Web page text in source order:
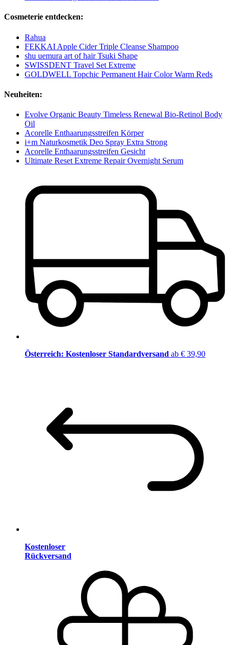
Cosmeterie entdecken:
Rahua
FEKKAI Apple Cider Triple Cleanse Shampoo
shu uemura art of hair Tsuki Shape
SWISSDENT Travel Set Extreme
GOLDWELL Topchic Permanent Hair Color Warm Reds
Neuheiten:
Evolve Organic Beauty Timeless Renewal Bio-Retinol Body
Oil
Acorelle Enthaarungsstreifen Körper
i+m Naturkosmetik Deo Spray Extra Strong
Acorelle Enthaarungsstreifen Gesicht
Ultimate Reset Extreme Repair Overnight Serum
Österreich: Kostenloser Standardversand ab € 39,90
Kostenloser
Rückversand